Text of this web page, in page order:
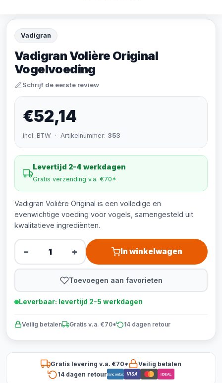
Vadigran
Vadigran Volière Original
Vogelvoeding
Schrijf de eerste review
€52,14
incl. BTW · Artikelnummer: 353
Levertijd 2-4 werkdagen
Gratis verzending v.a. €70*
Vadigran Volière Original is een volledige en
evenwichtige voeding voor vogels, samengesteld uit
kwalitatieve ingrediënten.
− + In winkelwagen
Toevoegen aan favorieten
Leverbaar: levertijd 2-5 werkdagen
Veilig betalen Gratis v.a. €70* 14 dagen retour
Gratis levering v.a. €70*
Veilig betalen
14 dagen retourBancontact VISA iDEAL